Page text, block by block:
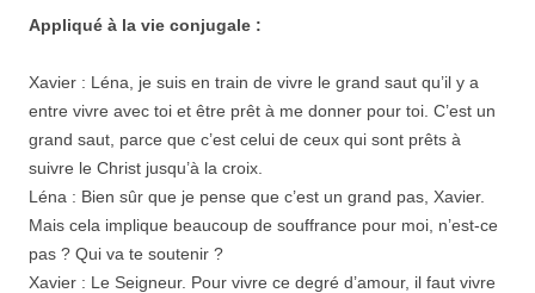
Appliqué à la vie conjugale :
Xavier : Léna, je suis en train de vivre le grand saut qu’il y a
entre vivre avec toi et être prêt à me donner pour toi. C’est un
grand saut, parce que c’est celui de ceux qui sont prêts à
suivre le Christ jusqu’à la croix.
Léna : Bien sûr que je pense que c’est un grand pas, Xavier.
Mais cela implique beaucoup de souffrance pour moi, n’est-ce
pas ? Qui va te soutenir ?
Xavier : Le Seigneur. Pour vivre ce degré d’amour, il faut vivre